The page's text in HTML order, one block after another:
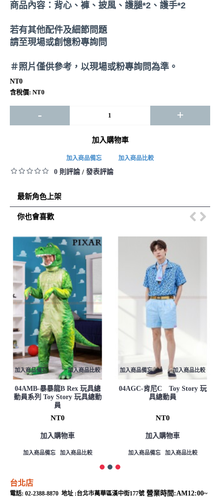
商品內容：背心、褲、披風、護腿*2、護手*2
若有其他配件及細節問題
請至現場或創憶粉專詢問
＃照片僅供參考，以現場或粉專詢問為準。
NT0
含稅價: NT0
- +
加入購物車
加入商品備忘 加入商品比較
0 則評論 / 發表評論
最新角色上架
你也會喜歡
加入商品備忘 加入商品比較
04AMB-暴暴龍B Rex 玩具總
動員系列 Toy Story 玩具總動
員
NT0
加入購物車
加入商品備忘 加入商品比較
加入商品備忘 加入商品比較
04AGC-肯尼C Toy Story 玩
具總動員
NT0
加入購物車
加入商品備忘 加入商品比較
台北店
電話: 02-2388-8870 地址 :台北市萬華區漢中街177號 營業時間:AM12:00~